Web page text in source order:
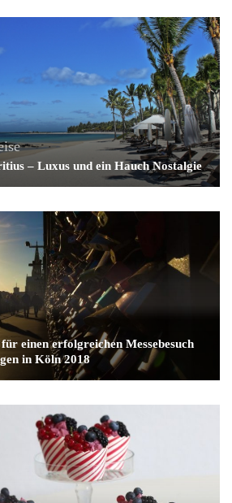
– Luxus und ein Hauch Nostalgie
einen erfolgreichen Messebesuch
in Köln 2018